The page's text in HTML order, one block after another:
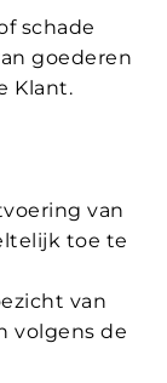
schade
goederen
Klant.
van
toe te
van
volgens de